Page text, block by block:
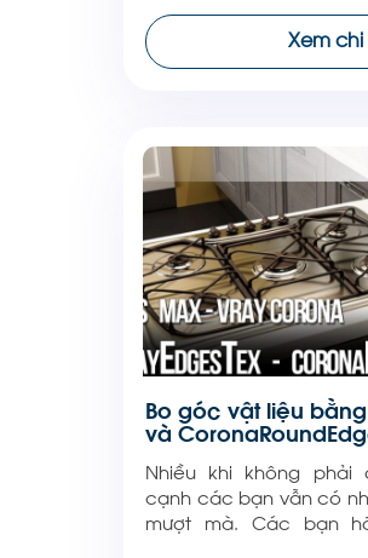
điều chỉnh hiệu ứng
xem video dưới đây
cho các bạn […]
Xem chi
Bo góc vật liệu
và
Nhiều khi không
cạnh các bạn vẫn có
mượt mà. Các bạn